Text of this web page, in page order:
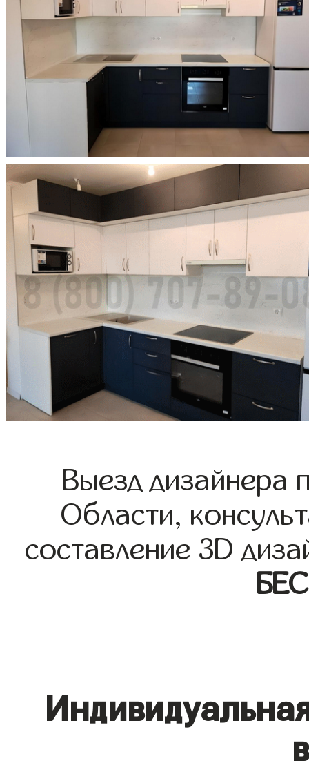
Выезд дизайнера
Области,
составление 3D